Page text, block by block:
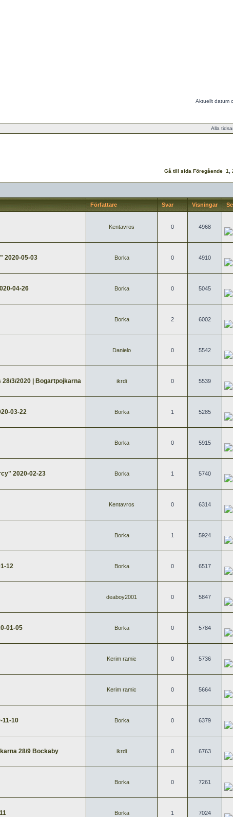
Aktuellt datum
Alla
Gå till sida Föregående 1
Författare Svar Visningar
Kentavros 0 4968
2020-05-03 Borka 0 4910
04-26 Borka 0 5045
Borka 2 6002
Danielo 0 5542
28/3/2020 | Bogartpojkarna ikrdi 0 5539
03-22 Borka 1 5285
Borka 0 5915
2020-02-23 Borka 1 5740
Kentavros 0 6314
Borka 1 5924
12 Borka 0 6517
deaboy2001 0 5847
01-05 Borka 0 5784
Kerim ramic 0 5736
Kerim ramic 0 5664
11-10 Borka 0 6379
28/9 Bockaby ikrdi 0 6763
Borka 0 7261
Borka 1 7024